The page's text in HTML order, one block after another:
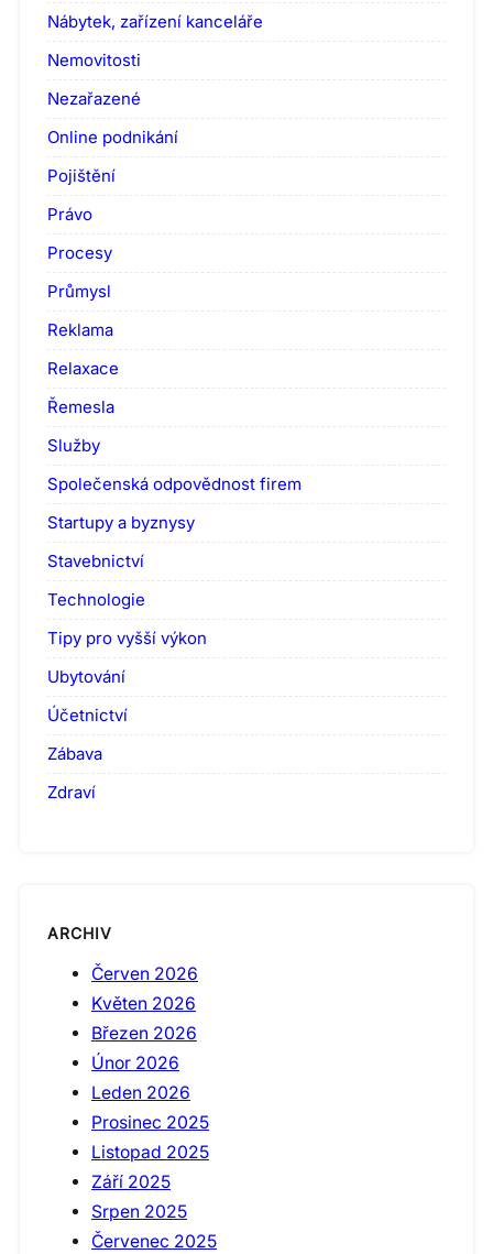
Nábytek, zařízení kanceláře
Nemovitosti
Nezařazené
Online podnikání
Pojištění
Právo
Procesy
Průmysl
Reklama
Relaxace
Řemesla
Služby
Společenská odpovědnost firem
Startupy a byznysy
Stavebnictví
Technologie
Tipy pro vyšší výkon
Ubytování
Účetnictví
Zábava
Zdraví
ARCHIV
Červen 2026
Květen 2026
Březen 2026
Únor 2026
Leden 2026
Prosinec 2025
Listopad 2025
Září 2025
Srpen 2025
Červenec 2025